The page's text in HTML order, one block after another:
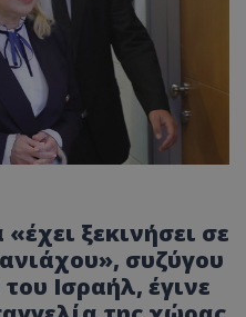
ξεκινήσει σε
συζύγου
Ισραήλ, έγινε